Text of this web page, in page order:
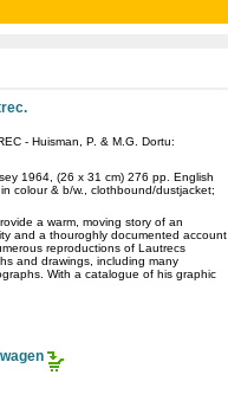
- Huisman, P. & M.G. Dortu:
1964, (26 x 31 cm) 276 pp. English
colour & b/w., clothbound/dustjacket;
a warm, moving story of an
and a thouroghly documented account
reproductions of Lautrecs
and drawings, including many
With a catalogue of his graphic